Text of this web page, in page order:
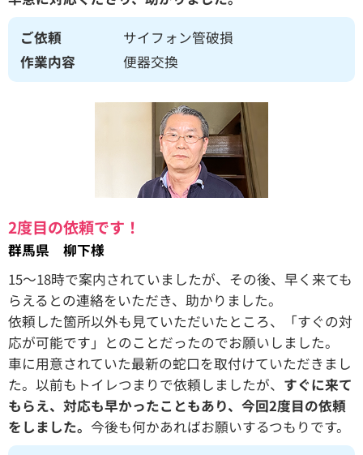
ご依頼
サイフォン管破損
作業内容
便器交換
2度目の依頼です！
群馬県 柳下様
15〜18時で案内されていましたが、その後、早く来ても
らえるとの連絡をいただき、助かりました。
依頼した箇所以外も見ていただいたところ、「すぐの対
応が可能です」とのことだったのでお願いしました。
車に用意されていた最新の蛇口を取付けていただきまし
た。以前もトイレつまりで依頼しましたが、 すぐに来て
もらえ、対応も早かったこともあり、今回2度目の依頼
をしました。 今後も何かあればお願いするつもりです。